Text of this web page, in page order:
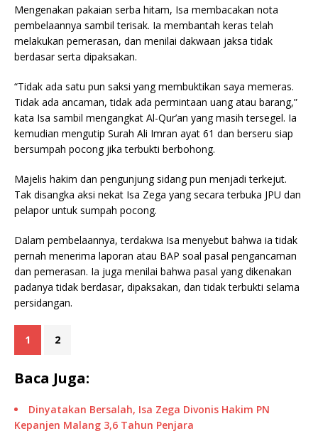
Mengenakan pakaian serba hitam, Isa membacakan nota
pembelaannya sambil terisak. Ia membantah keras telah
melakukan pemerasan, dan menilai dakwaan jaksa tidak
berdasar serta dipaksakan.
“Tidak ada satu pun saksi yang membuktikan saya memeras.
Tidak ada ancaman, tidak ada permintaan uang atau barang,”
kata Isa sambil mengangkat Al-Qur’an yang masih tersegel. Ia
kemudian mengutip Surah Ali Imran ayat 61 dan berseru siap
bersumpah pocong jika terbukti berbohong.
Majelis hakim dan pengunjung sidang pun menjadi terkejut.
Tak disangka aksi nekat Isa Zega yang secara terbuka JPU dan
pelapor untuk sumpah pocong.
Dalam pembelaannya, terdakwa Isa menyebut bahwa ia tidak
pernah menerima laporan atau BAP soal pasal pengancaman
dan pemerasan. Ia juga menilai bahwa pasal yang dikenakan
padanya tidak berdasar, dipaksakan, dan tidak terbukti selama
persidangan.
1 2
Baca Juga:
Dinyatakan Bersalah, Isa Zega Divonis Hakim PN
Kepanjen Malang 3,6 Tahun Penjara